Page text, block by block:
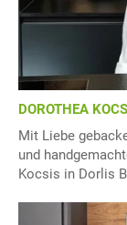
DOROTHEA
Mit Liebe
und
Kocsis in Dorlis